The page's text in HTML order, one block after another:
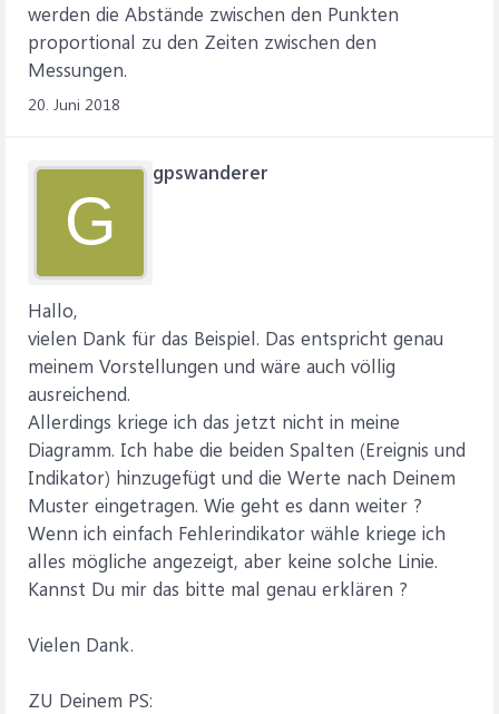
werden die Abstände zwischen den Punkten
proportional zu den Zeiten zwischen den
Messungen.
20. Juni 2018
G
gpswanderer
Hallo,
vielen Dank für das Beispiel. Das entspricht genau
meinem Vorstellungen und wäre auch völlig
ausreichend.
Allerdings kriege ich das jetzt nicht in meine
Diagramm. Ich habe die beiden Spalten (Ereignis und
Indikator) hinzugefügt und die Werte nach Deinem
Muster eingetragen. Wie geht es dann weiter ?
Wenn ich einfach Fehlerindikator wähle kriege ich
alles mögliche angezeigt, aber keine solche Linie.
Kannst Du mir das bitte mal genau erklären ?
Vielen Dank.
ZU Deinem PS: